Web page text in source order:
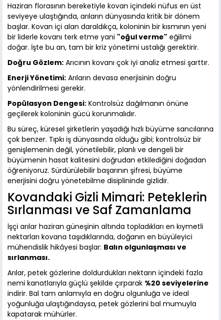
Haziran florasının bereketiyle kovan içindeki nüfus en üst
seviyeye ulaştığında, arıların dünyasında kritik bir dönem
başlar. Kovan içi alan daraldıkça, koloninin bir kısmının yeni
bir liderle kovanı terk etme yani "oğul verme" eğilimi
doğar. İşte bu an, tam bir kriz yönetimi ustalığı gerektirir.
Doğru Gözlem: Arıcının kovanı çok iyi analiz etmesi şarttır.
Enerji Yönetimi: Arıların devasa enerjisinin doğru
yönlendirilmesi gerekir.
Popülasyon Dengesi: Kontrolsüz dağılmanın önüne
geçilerek koloninin gücü korunmalıdır.
Bu süreç, küresel şirketlerin yaşadığı hızlı büyüme sancılarına
çok benzer. Tıpkı iş dünyasında olduğu gibi; kontrolsüz bir
genişlemenin değil, yönetilebilir, planlı ve dengeli bir
büyümenin hasat kalitesini doğrudan etkilediğini doğadan
öğreniyoruz. Sürdürülebilir başarının şifresi, büyüme
enerjisini doğru yönetebilme disiplininde gizlidir.
Kovandaki Gizli Mimari: Peteklerin
Sırlanması ve Saf Zamanlama
İşçi arılar haziran güneşinin altında topladıkları en kıymetli
nektarları kovana taşıdıklarında, doğanın en büyüleyici
mühendislik hikâyesi başlar: Balın olgunlaşması ve
sırlanması.
Arılar, petek gözlerine doldurdukları nektarın içindeki fazla
nemi kanatlarıyla güçlü şekilde çırparak %20 seviyelerine
indirir. Bal tam anlamıyla en doğru olgunluğa ve ideal
yoğunluğa ulaştığındaysa, petek gözlerini bal mumuyla
kapatarak mühürler.